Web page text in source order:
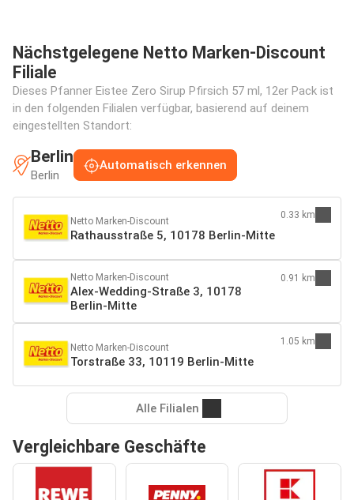
Nächstgelegene Netto Marken-Discount
Filiale
Dieses Pfanner Eistee Zero Sirup Pfirsich 57 ml, 12er Pack ist
in den folgenden Filialen verfügbar, basierend auf deinem
eingestellten Standort:
Berlin
Berlin
Automatisch erkennen
Netto Marken-Discount
Rathausstraße 5, 10178 Berlin-Mitte
0.33 km
Netto Marken-Discount
Alex-Wedding-Straße 3, 10178
Berlin-Mitte
0.91 km
Netto Marken-Discount
Torstraße 33, 10119 Berlin-Mitte
1.05 km
Alle Filialen
Vergleichbare Geschäfte